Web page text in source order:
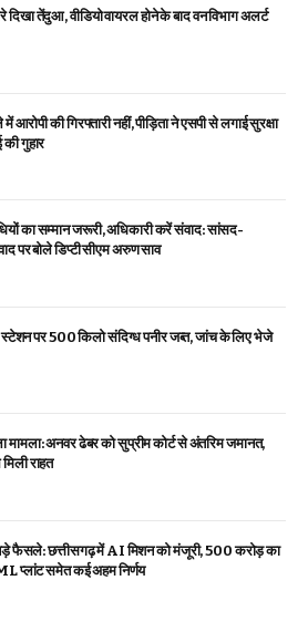
तेंदुआ, वीडियो वायरल होने के बाद वन विभाग अलर्ट
में आरोपी की गिरफ्तारी नहीं, पीड़िता ने एसपी से लगाई सुरक्षा
की गुहार
का सम्मान जरूरी, अधिकारी करें संवाद: सांसद-
पर बोले डिप्टी सीएम अरुण साव
स्टेशन पर 500 किलो संदिग्ध पनीर जब्त, जांच के लिए भेजे
मामला: अनवर ढेबर को सुप्रीम कोर्ट से अंतरिम जमानत,
राहत
फैसले: छत्तीसगढ़ में AI मिशन को मंजूरी, 500 करोड़ का
प्लांट समेत कई अहम निर्णय